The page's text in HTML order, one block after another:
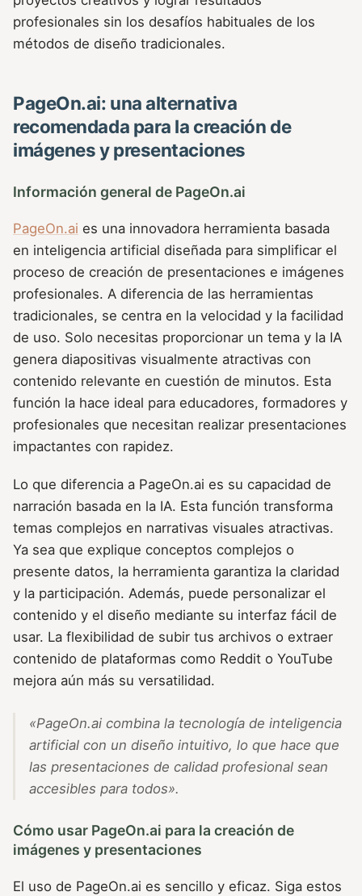
profesionales sin los desafíos habituales de los
métodos de diseño tradicionales.
PageOn.ai: una alternativa
recomendada para la creación de
imágenes y presentaciones
Información general de PageOn.ai
PageOn.ai es una innovadora herramienta basada
en inteligencia artificial diseñada para simplificar el
proceso de creación de presentaciones e imágenes
profesionales. A diferencia de las herramientas
tradicionales, se centra en la velocidad y la facilidad
de uso. Solo necesitas proporcionar un tema y la IA
genera diapositivas visualmente atractivas con
contenido relevante en cuestión de minutos. Esta
función la hace ideal para educadores, formadores y
profesionales que necesitan realizar presentaciones
impactantes con rapidez.
Lo que diferencia a PageOn.ai es su capacidad de
narración basada en la IA. Esta función transforma
temas complejos en narrativas visuales atractivas.
Ya sea que explique conceptos complejos o
presente datos, la herramienta garantiza la claridad
y la participación. Además, puede personalizar el
contenido y el diseño mediante su interfaz fácil de
usar. La flexibilidad de subir tus archivos o extraer
contenido de plataformas como Reddit o YouTube
mejora aún más su versatilidad.
«PageOn.ai combina la tecnología de inteligencia
artificial con un diseño intuitivo, lo que hace que
las presentaciones de calidad profesional sean
accesibles para todos».
Cómo usar PageOn.ai para la creación de
imágenes y presentaciones
El uso de PageOn.ai es sencillo y eficaz. Siga estos